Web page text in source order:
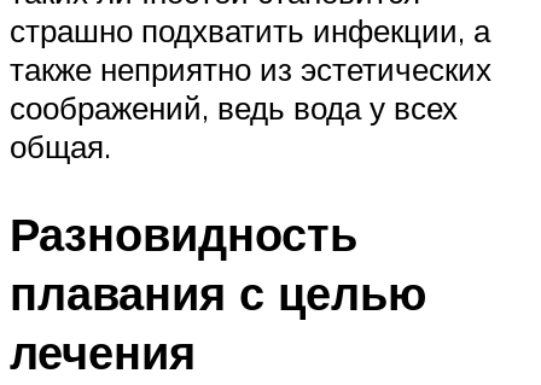
страшно подхватить инфекции, а
также неприятно из эстетических
соображений, ведь вода у всех
общая.
Разновидность
плавания с целью
лечения